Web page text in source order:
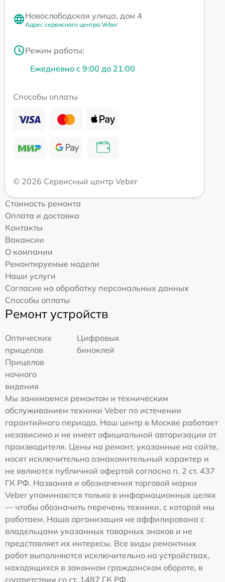
Новослободская улица, дом 4
Адрес сервисного центра Veber
Режим работы:
Ежедневно с 9:00 до 21:00
Способы оплаты
© 2026 Сервисный центр Veber
Стоимость ремонта
Оплата и доставка
Контакты
Вакансии
О компании
Ремонтируемые модели
Наши услуги
Согласие на обработку персональных данных
Способы оплаты
Ремонт устройств
Оптических
прицелов
Цифровых
биноклей
Прицелов
ночного
видения
Мы занимаемся ремонтом и техническим
обслуживанием техники Veber по истечении
гарантийного периода. Наш центр в Москве работает
независимо и не имеет официальной авторизации от
производителя. Цены на ремонт, указанные на сайте,
носят исключительно ознакомительный характер и
не являются публичной офертой согласно п. 2 ст. 437
ГК РФ. Названия и обозначения торговой марки
Veber упоминаются только в информационных целях
— чтобы обозначить перечень техники, с которой мы
работаем. Наша организация не аффилирована с
владельцами указанных товарных знаков и не
представляет их интересы. Все виды ремонтных
работ выполняются исключительно на устройствах,
находящихся в законном гражданском обороте, в
соответствии со ст. 1487 ГК РФ.